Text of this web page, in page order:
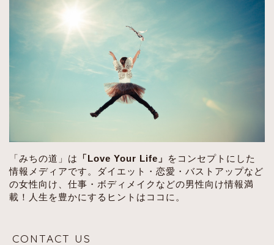
「みちの道」は 「Love Your Life」
をコンセプトにした
情報メディアです。ダイエット・恋愛・バストアップなど
の女性向け、仕事・ボディメイクなどの男性向け情報満
載！人生を豊かにするヒントはココに。
CONTACT US